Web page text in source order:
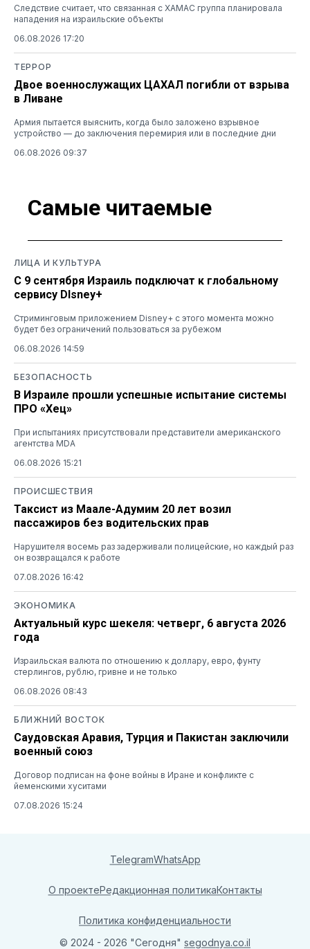
Следствие считает, что связанная с ХАМАС группа планировала
нападения на израильские объекты
06.08.2026 17:20
ТЕРРОР
Двое военнослужащих ЦАХАЛ погибли от взрыва
в Ливане
Армия пытается выяснить, когда было заложено взрывное
устройство — до заключения перемирия или в последние дни
06.08.2026 09:37
Самые читаемые
ЛИЦА И КУЛЬТУРА
С 9 сентября Израиль подключат к глобальному
сервису DIsney+
Стриминговым приложением Disney+ с этого момента можно
будет без ограничений пользоваться за рубежом
06.08.2026 14:59
БЕЗОПАСНОСТЬ
В Израиле прошли успешные испытание системы
ПРО «Хец»
При испытаниях присутствовали представители американского
агентства MDA
06.08.2026 15:21
ПРОИСШЕСТВИЯ
Таксист из Маале-Адумим 20 лет возил
пассажиров без водительских прав
Нарушителя восемь раз задерживали полицейские, но каждый раз
он возвращался к работе
07.08.2026 16:42
ЭКОНОМИКА
Актуальный курс шекеля: четверг, 6 августа 2026
года
Израильская валюта по отношению к доллару, евро, фунту
стерлингов, рублю, гривне и не только
06.08.2026 08:43
БЛИЖНИЙ ВОСТОК
Саудовская Аравия, Турция и Пакистан заключили
военный союз
Договор подписан на фоне войны в Иране и конфликте с
йеменскими хуситами
07.08.2026 15:24
TelegramWhatsApp
О проектеРедакционная политикаКонтакты
Политика конфиденциальности
© 2024 - 2026 "Сегодня" segodnya.co.il